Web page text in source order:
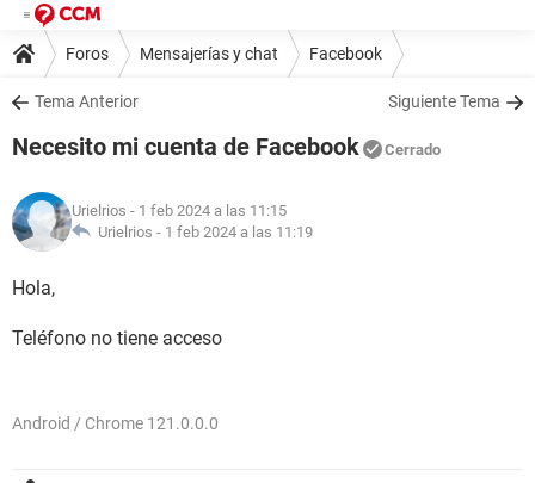
Foros Mensajerías y chat Facebook
Tema Anterior Siguiente Tema
Necesito mi cuenta de Facebook Cerrado
Urielrios - 1 feb 2024 a las 11:15
Urielrios - 1 feb 2024 a las 11:19
Hola,
Teléfono no tiene acceso
Android / Chrome 121.0.0.0